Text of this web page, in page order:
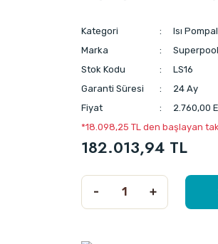
Kategori
Isı
Marka
Superpool
Stok Kodu
LS16
Garanti Süresi
24 Ay
Fiyat
2.760,00
*18.098,25 TL den başlayan
182.013,94 TL